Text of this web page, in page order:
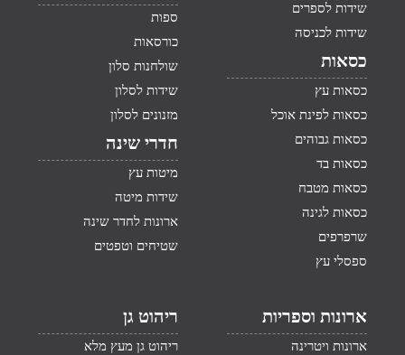
שידות לספרים
שידות לכניסה
כסאות
כסאות עץ
כסאות לפינת אוכל
כסאות גבוהים
כסאות בד
כסאות מטבח
כסאות לגינה
שרפרפים
ספסלי עץ
ספות
כורסאות
שולחנות סלון
שידות לסלון
מזנונים לסלון
חדרי שינה
מיטות עץ
שידות מיטה
ארונות לחדר שינה
שטיחים וטפטים
ארונות וספריות
ארונות ויטרינה
ריהוט גן
ריהוט גן מעץ מלא